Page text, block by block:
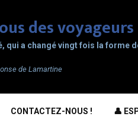
qui a changé vingt fois la forme
de Lamartine
CONTACTEZ-NOUS ! 👤